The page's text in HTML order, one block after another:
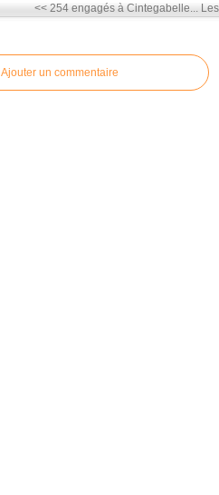
<< 254 engagés à Cintegabelle...
Ajouter un commentaire